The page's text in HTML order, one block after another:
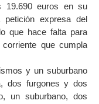
19.690 euros en su
expresa del
que hace falta para
que cumpla
y un suburbano
dos furgones y dos
un suburbano, dos